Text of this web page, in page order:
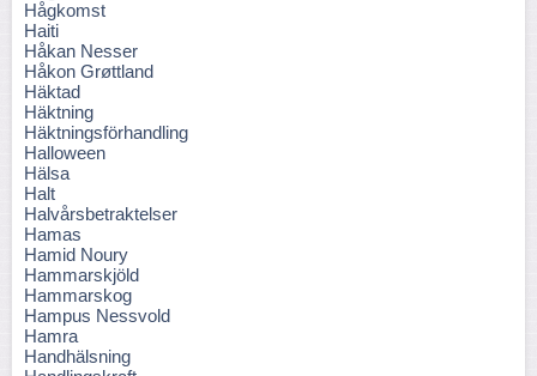
Hågkomst
Haiti
Håkan Nesser
Håkon Grøttland
Häktad
Häktning
Häktningsförhandling
Halloween
Hälsa
Halt
Halvårsbetraktelser
Hamas
Hamid Noury
Hammarskjöld
Hammarskog
Hampus Nessvold
Hamra
Handhälsning